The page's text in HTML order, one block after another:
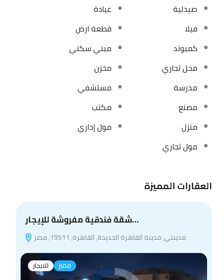
صيدلية
عيادة
فيلا
قطعة ارض
كمبوند
مبني سكني
محل تجاري
مخزن
مدرسة
مستشفي
مصنع
مكتب
منزل
مول إداري
مول تجاري
العقارات المميزة
شقة فندقية مفروشة للإيجار…
مدينتي, مدينة القاهرة الجديدة, القاهرة, 19511, مصر
للايجار مميز